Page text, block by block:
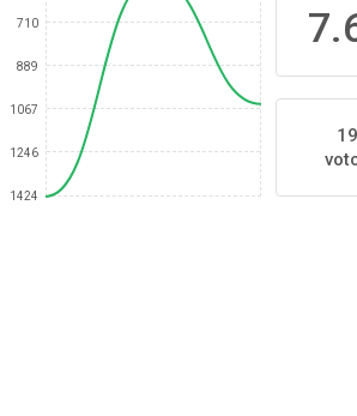
710
889
1067
1246
1424
19